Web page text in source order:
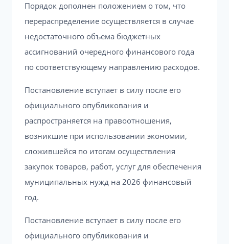
Порядок дополнен положением о том, что
перераспределение осуществляется в случае
недостаточного объема бюджетных
ассигнований очередного финансового года
по соответствующему направлению расходов.
Постановление вступает в силу после его
официального опубликования и
распространяется на правоотношения,
возникшие при использовании экономии,
сложившейся по итогам осуществления
закупок товаров, работ, услуг для обеспечения
муниципальных нужд на 2026 финансовый
год.
Постановление вступает в силу после его
официального опубликования и